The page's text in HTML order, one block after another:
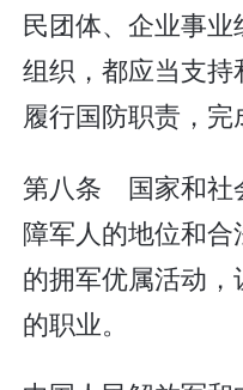
民团体、企业事
组织，都应当支持
履行国防职责，完
第八条 国家和社
障军人的地位和
的拥军优属活动
的职业。